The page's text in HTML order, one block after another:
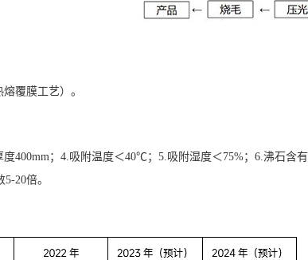
覆膜工艺）。
400mm；4.吸附温度＜40℃；5.吸附湿度＜75%；6.沸石含
20倍。